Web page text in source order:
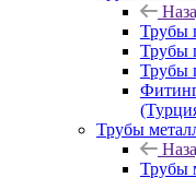
Трубы
Трубы
Трубы
Трубы
Трубы